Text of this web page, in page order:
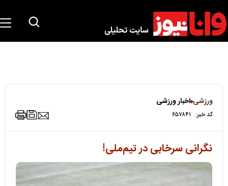
ورزشی اخبار ورزشی
کد خبر: ۶۵۷۸۴۱
نگرانی سرخابی در تیم‌ملی!